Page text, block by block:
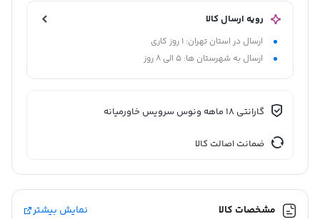
رویه ارسال کالا
ارسال در استان تهران: 1 روز کاری
ارسال به شهرستان ها: 5 الی 8 روز
گارانتی 18 ماهه ونوس سرویس خاورمیانه
ضمانت اصالت کالا
مشخصات کالا نمایش بیشتر